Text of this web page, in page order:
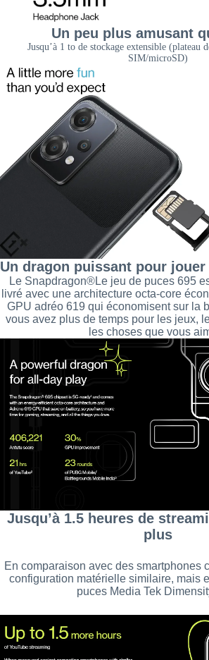
Un peu plus amusant
Jusqu’à 1 to de stockage extensible (plateau
SIM/microSD)
Un dragon puissant pour
Le Snapdragon®Le jeu de puces 695
livré avec une architecture octa-core
GPU adréo 619 qui économisent sur la
vous avez plus de temps pour les jeux,
les choses que vous
Jusqu’à 1.5 heures de
plus
En comparaison avec des smartphones
configuration matérielle similaire, mais
puces Media Tek